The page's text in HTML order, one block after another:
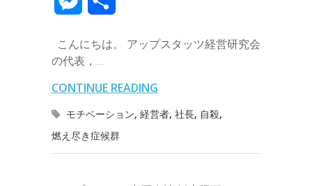
e
o
o
k
r
n
n
e
i
r
e
i
s
s
e
n
こんにちは。 アップスタッツ経営研究会
の代表，…
CONTINUE READING
モチベーション, 経営者, 社長, 自殺,
燃え尽き症候群